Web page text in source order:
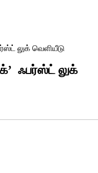
லுக் வெளியீடு
ஃபர்ஸ்ட் லுக்